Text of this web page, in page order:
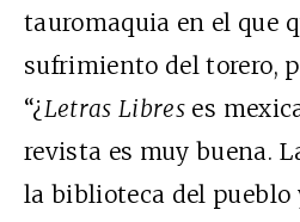
tauromaquia en el que
sufrimiento del torero,
“¿Letras Libres es
revista es muy buena.
la biblioteca del pueblo